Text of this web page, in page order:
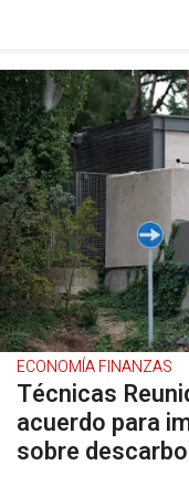
ECONOMÍA FINANZAS
Técnicas
acuerdo para
sobre